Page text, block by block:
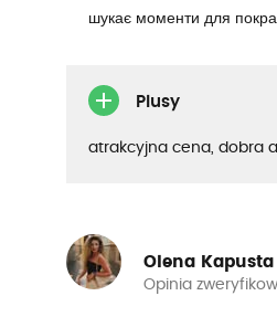
шукає моменти для
Plusy
atrakcyjna cena, dobra
Olena Kapusta
Opinia